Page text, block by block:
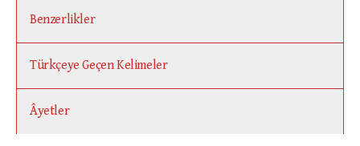
Benzerlikler
Türkçeye Geçen Kelimeler
Âyetler